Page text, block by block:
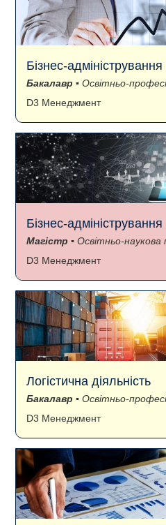
Бізнес-адміністрування
Бакалавр ▪ Освітньо-
D3 Менеджмент
Бізнес-адміністрування
Магістр ▪ Освітньо-наукова
D3 Менеджмент
Логістична діяльність
Бакалавр ▪ Освітньо-
D3 Менеджмент